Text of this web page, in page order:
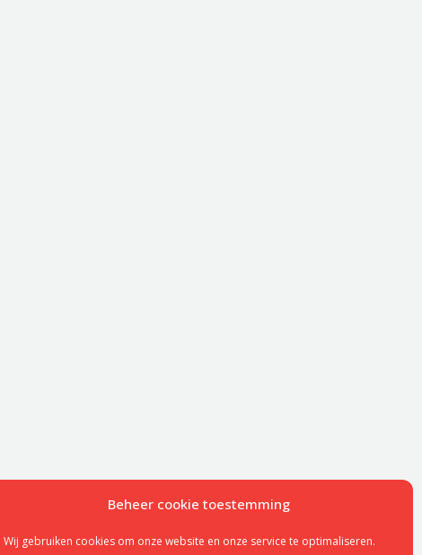
Beheer cookie toestemming
Wij gebruiken cookies om onze website en onze service te optimaliseren.